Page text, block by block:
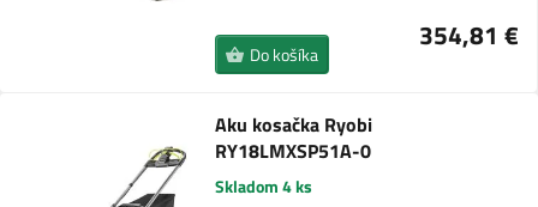
354,81 €
Do košíka
Aku kosačka Ryobi
RY18LMXSP51A-0
Skladom 4 ks